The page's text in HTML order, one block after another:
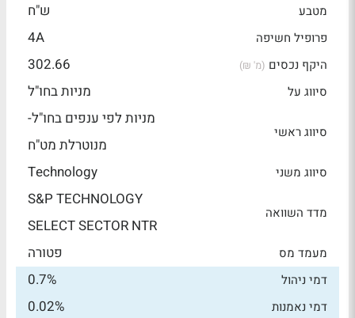
מטבע ש"ח
פרופיל חשיפה 4A
היקף נכסים (מ' ₪) 302.66
סיווג על מניות בחו"ל
סיווג ראשי
מניות לפי ענפים בחו"ל-
מנוטרלת מט"ח
סיווג משני Technology
מדד השוואה
S&P TECHNOLOGY
SELECT SECTOR NTR
מעמד מס פטורה
דמי ניהול 0.7%
דמי נאמנות 0.02%